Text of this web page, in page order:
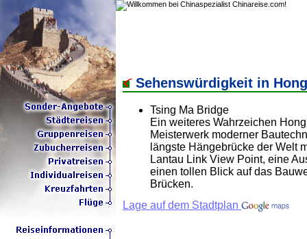
Sehenswürdigkeit in
Tsing Ma Bridge
Ein weiteres Wahrzeichen
Meisterwerk moderner
längste Hängebrücke der Welt
Lantau Link View Point, eine
einen tollen Blick auf das
Brücken.
Lage auf dem Stadtplan